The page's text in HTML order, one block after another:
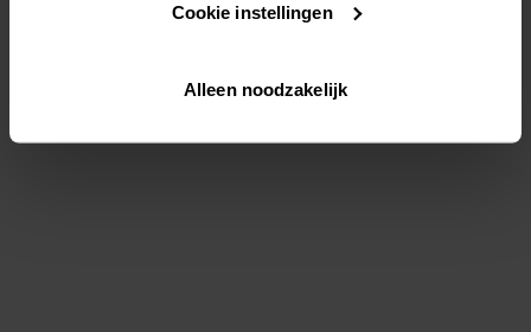
Lees hier meer over in onsprivacybeleid
Via "Cookie instellingen" kun je ook zelf instellen welke
Cookie instellingen
Alleen noodzakelijk